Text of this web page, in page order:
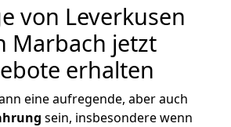
von Leverkusen
Marbach jetzt
erhalten
eine aufregende, aber auch
sein, insbesondere wenn